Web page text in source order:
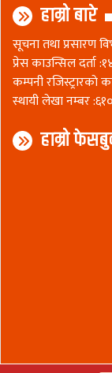
हाम्रो बारे
सूचना तथा प्रसारण
प्रेस काउन्सिल दर्ता
कम्पनी रजिस्ट्रारकाे
स्थायी लेखा नम्बर
हाम्रो